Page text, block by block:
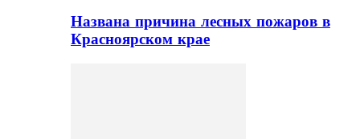
Названа причина лесных пожаров в
Красноярском крае